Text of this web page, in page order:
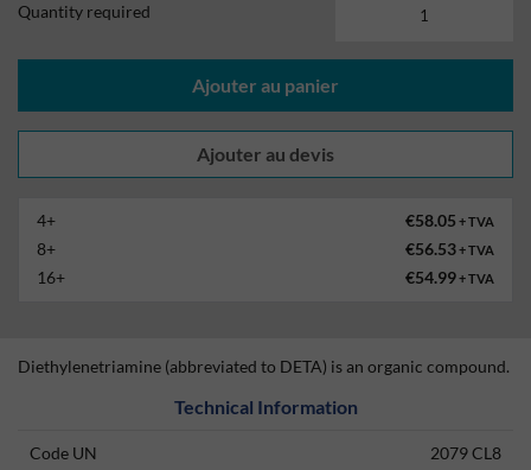
Quantity required
Ajouter au panier
4+ €58.05 + TVA
8+ €56.53+ TVA
16+ €54.99+ TVA
Diethylenetriamine (abbreviated to DETA) is an organic compound.
Technical Information
Code UN 2079 CL8